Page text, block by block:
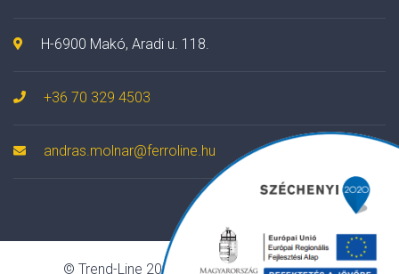
H-6900 Makó, Aradi u. 118.
+36 70 329 4503
andras.molnar@ferroline.hu
© Trend-Line 2001 Bt. Minden jog fenntartva